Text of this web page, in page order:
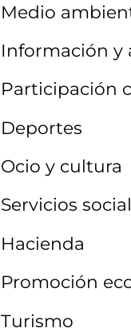
Medio
Información y
Participación
Deportes
Ocio y cultura
Servicios
Hacienda
Promoción
Turismo